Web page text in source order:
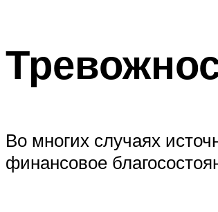
Во многих случаях
финансовое